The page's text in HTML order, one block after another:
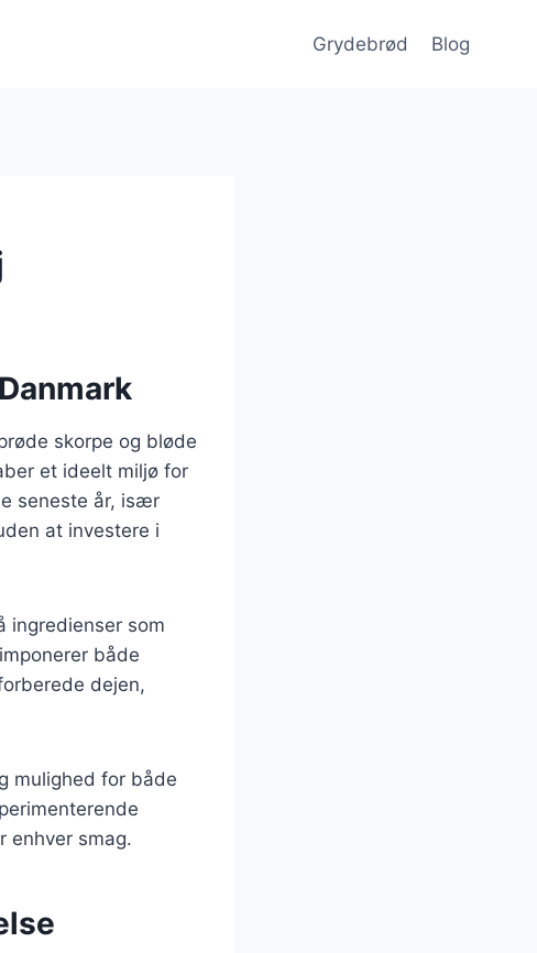
Grydebrød Blog
skorpe og bløde
et ideelt miljø for
seneste år, især
at investere i
ingredienser som
både
dejen,
mulighed for både
enhver smag.